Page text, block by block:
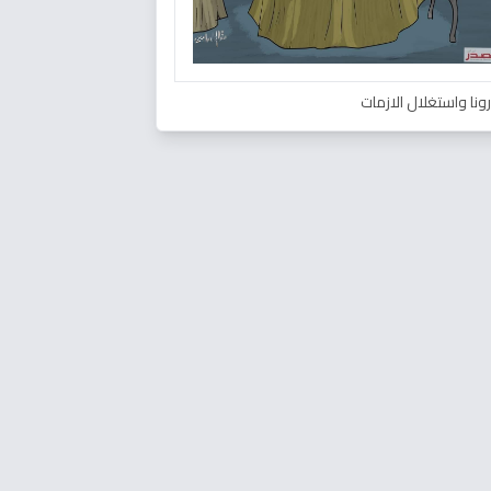
واستغلال الازمات